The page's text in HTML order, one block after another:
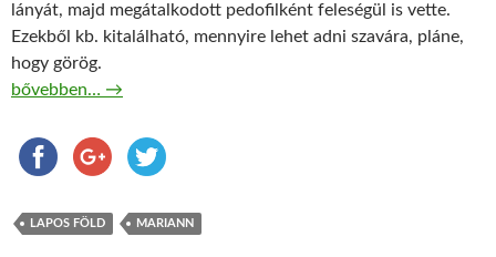
lányát, majd megátalkodott pedofilként feleségül is vette.
Ezekből kb. kitalálható, mennyire lehet adni szavára, pláne,
hogy görög.
Eppur si laposföld
bővebben… →
LAPOS FÖLD MARIANN